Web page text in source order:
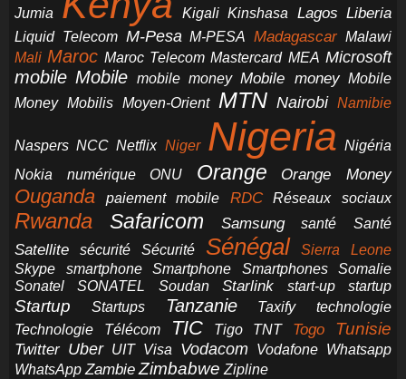
Jumia Kigali Kinshasa Lagos Liberia
Liquid Telecom M-Pesa M-PESA Madagascar Malawi
Mali Maroc Maroc Telecom Mastercard MEA Microsoft
mobile Mobile mobile money Mobile money Mobile
Money Mobilis Moyen-Orient MTN Nairobi Namibie
Naspers NCC Netflix Niger Nigeria Nigéria
Nokia
numérique ONU Orange Orange Money
Ouganda paiement mobile RDC Réseaux sociaux
Rwanda Safaricom Samsung santé Santé
Satellite sécurité Sécurité Sénégal
Sierra Leone
Skype
smartphone Smartphone Smartphones
Somalie
Sonatel
SONATEL Soudan Starlink start-up startup
Startup Startups Tanzanie Taxify
technologie
Technologie
Télécom TIC Tigo TNT Togo Tunisie
Twitter Uber UIT Visa Vodacom Vodafone Whatsapp
WhatsApp Zambie Zimbabwe Zipline